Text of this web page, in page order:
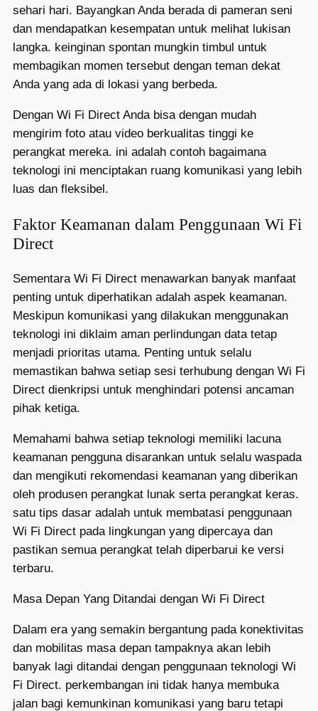
sehari hari. Bayangkan Anda berada di pameran seni
dan mendapatkan kesempatan untuk melihat lukisan
langka. keinginan spontan mungkin timbul untuk
membagikan momen tersebut dengan teman dekat
Anda yang ada di lokasi yang berbeda.
Dengan Wi Fi Direct Anda bisa dengan mudah
mengirim foto atau video berkualitas tinggi ke
perangkat mereka. ini adalah contoh bagaimana
teknologi ini menciptakan ruang komunikasi yang lebih
luas dan fleksibel.
Faktor Keamanan dalam Penggunaan Wi Fi
Direct
Sementara Wi Fi Direct menawarkan banyak manfaat
penting untuk diperhatikan adalah aspek keamanan.
Meskipun komunikasi yang dilakukan menggunakan
teknologi ini diklaim aman perlindungan data tetap
menjadi prioritas utama. Penting untuk selalu
memastikan bahwa setiap sesi terhubung dengan Wi Fi
Direct dienkripsi untuk menghindari potensi ancaman
pihak ketiga.
Memahami bahwa setiap teknologi memiliki lacuna
keamanan pengguna disarankan untuk selalu waspada
dan mengikuti rekomendasi keamanan yang diberikan
oleh produsen perangkat lunak serta perangkat keras.
satu tips dasar adalah untuk membatasi penggunaan
Wi Fi Direct pada lingkungan yang dipercaya dan
pastikan semua perangkat telah diperbarui ke versi
terbaru.
Masa Depan Yang Ditandai dengan Wi Fi Direct
Dalam era yang semakin bergantung pada konektivitas
dan mobilitas masa depan tampaknya akan lebih
banyak lagi ditandai dengan penggunaan teknologi Wi
Fi Direct. perkembangan ini tidak hanya membuka
jalan bagi kemunkinan komunikasi yang baru tetapi